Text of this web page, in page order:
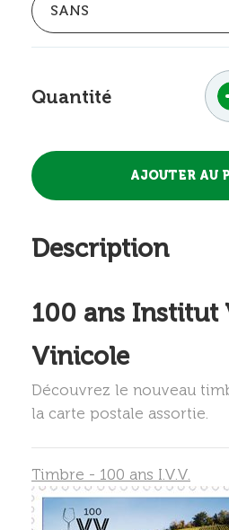
Quantité
Description
100 ans Institut
Vinicole
Découvrez le nouveau
la carte postale assortie.
Timbre - 100 ans I.V.V.